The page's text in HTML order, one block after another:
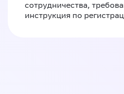
сотрудничества,
инструкция по